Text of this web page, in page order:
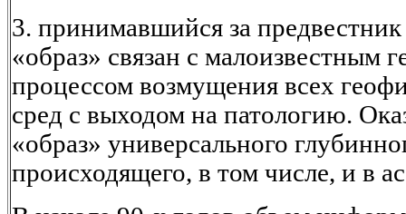
3. принимавшийся за предвестник
«образ» связан с малоизвестным
процессом возмущения всех
сред с выходом на патологию.
«образ» универсального
происходящего, в том числе, и в